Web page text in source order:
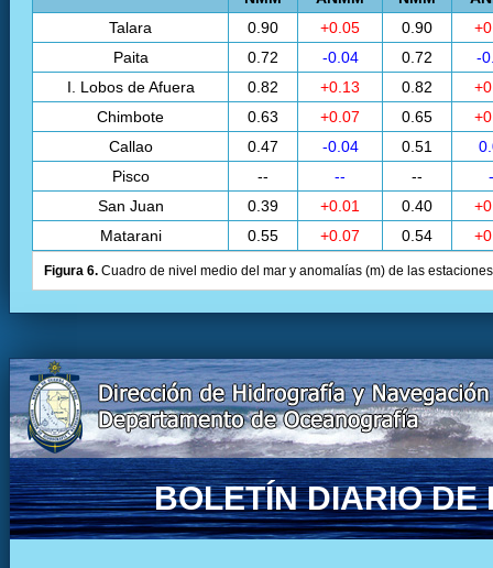
Talara
0.90 +0.05 0.90
Paita
0.72 -0.04 0.72
-
I. Lobos de Afuera
0.82 +0.13 0.82
Chimbote
0.63 +0.07 0.65
Callao
0.47 -0.04 0.51
Pisco
-- -- --
San Juan
0.39 +0.01 0.40
Matarani
0.55 +0.07 0.54
Figura 6. Cuadro de nivel medio del mar y anomalías (m) de las
BOLETÍN DIARIO DE